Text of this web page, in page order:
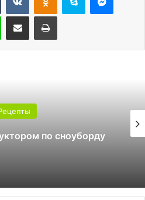
Line Поделиться через электронную почту Печатать
Какой поликарбонат
теплицы: 4 или